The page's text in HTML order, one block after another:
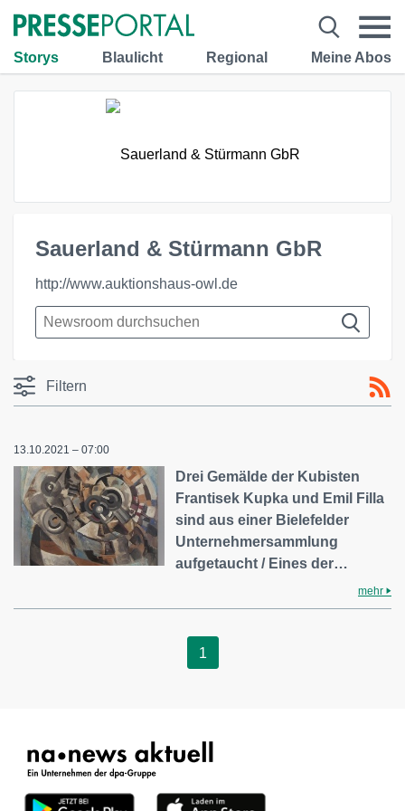
Storys Blaulicht Regional Meine Abos
Sauerland & Stürmann GbR
http://www.auktionshaus-owl.de
Filtern
13.10.2021 – 07:00
Drei Gemälde der Kubisten
Frantisek Kupka und Emil Filla
sind aus einer Bielefelder
Unternehmersammlung
aufgetaucht / Eines der…
mehr
1